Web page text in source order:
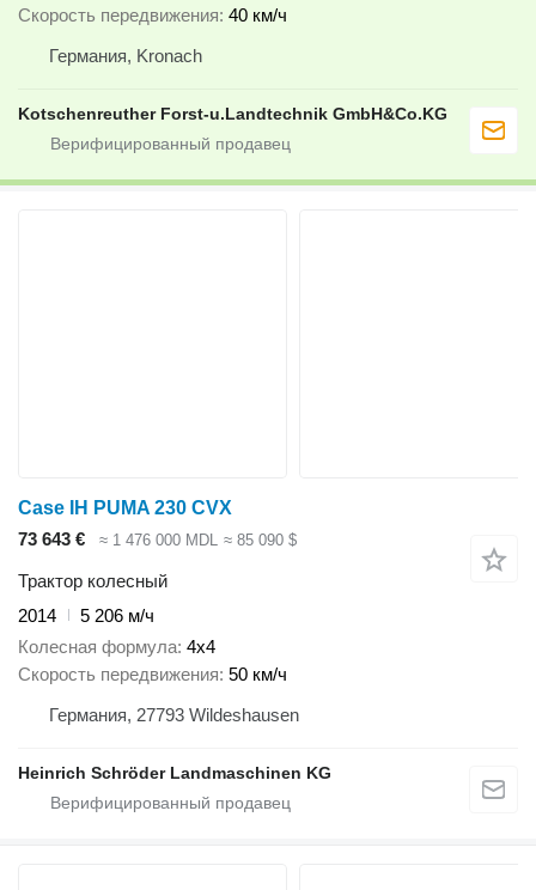
Скорость передвижения 40 км/ч
Германия, Kronach
Kotschenreuther Forst-u.Landtechnik GmbH&Co.KG
Case IH PUMA 230 CVX
73 643 €
≈ 1 476 000 MDL ≈ 85 090 $
Трактор колесный
2014
5 206 м/ч
Колесная формула 4x4
Скорость передвижения 50 км/ч
Германия, 27793 Wildeshausen
Heinrich Schröder Landmaschinen KG